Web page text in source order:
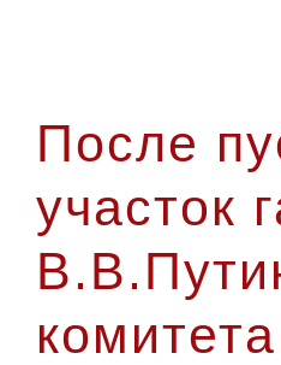
После
участок